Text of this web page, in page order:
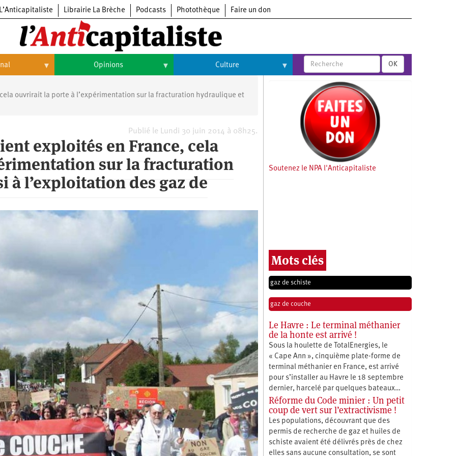
L’Anticapitaliste Librairie La Brèche Podcasts Photothèque Faire un don
Opinions Culture
Cinéma
Expositions
Livres
OK
ouvrirait la porte à l’expérimentation sur la fracturation hydraulique et
Publié le Lundi 30 juin 2014 à 08h25.
exploités en France, cela
sur la fracturation
à l’exploitation des gaz de
Soutenez le NPA l'Anticapitaliste
Mots clés
gaz de schiste
gaz de couche
Le Havre : Le terminal méthanier
de la honte est arrivé !
Sous la houlette de TotalEnergies, le
« Cape Ann », cinquième plate-forme de
terminal méthanier en France, est arrivé
pour s’installer au Havre le 18 septembre
dernier, harcelé par quelques bateaux…
Réforme du Code minier : Un petit
coup de vert sur l’extractivisme !
Les populations, découvrant que des
permis de recherche de gaz et huiles de
schiste avaient été délivrés près de chez
elles sans aucune consultation, se sont